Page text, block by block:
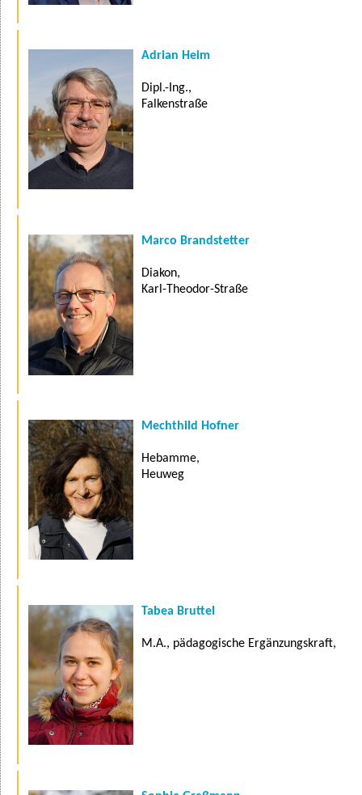
Adrian Heim
Dipl.-Ing.,
Falkenstraße
Marco Brandstetter
Diakon,
Karl-Theodor-Straße
Mechthild Hofner
Hebamme,
Heuweg
Tabea Bruttel
M.A., pädagogische Ergänzungskraft,